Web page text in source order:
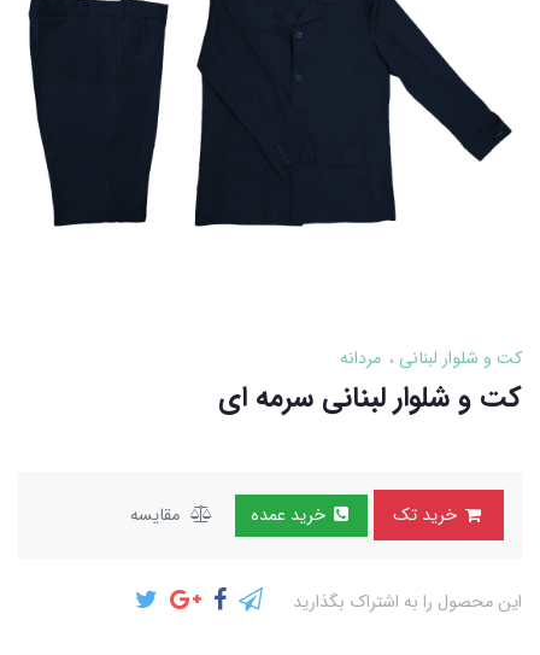
کت و شلوار لبنانی مردانه
کت و شلوار لبنانی سرمه ای
خرید تک خرید عمده مقایسه
این محصول را به اشتراک بگذارید